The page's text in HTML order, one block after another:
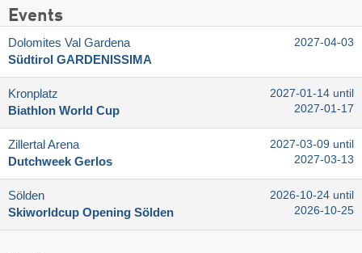
Events
Dolomites Val Gardena
Südtirol GARDENISSIMA
2027-04-03
Kronplatz
Biathlon World Cup
2027-01-14 until
2027-01-17
Zillertal Arena
Dutchweek Gerlos
2027-03-09 until
2027-03-13
Sölden
Skiworldcup Opening Sölden
2026-10-24 until
2026-10-25